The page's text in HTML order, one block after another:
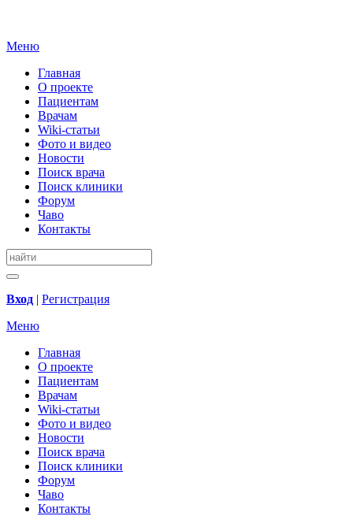
Меню
Главная
О проекте
Пациентам
Врачам
Wiki-статьи
Фото и видео
Новости
Поиск врача
Поиск клиники
Форум
Чаво
Контакты
Вход | Регистрация
Меню
Главная
О проекте
Пациентам
Врачам
Wiki-статьи
Фото и видео
Новости
Поиск врача
Поиск клиники
Форум
Чаво
Контакты